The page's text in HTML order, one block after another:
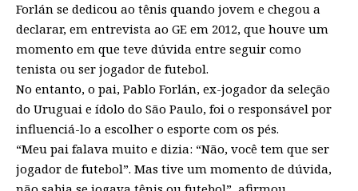
Forlán se dedicou ao tênis quando jovem e chegou a
declarar, em entrevista ao GE em 2012, que houve um
momento em que teve dúvida entre seguir como
tenista ou ser jogador de futebol.
No entanto, o pai, Pablo Forlán, ex-jogador da seleção
do Uruguai e ídolo do São Paulo, foi o responsável por
influenciá-lo a escolher o esporte com os pés.
“Meu pai falava muito e dizia: “Não, você tem que ser
jogador de futebol”. Mas tive um momento de dúvida,